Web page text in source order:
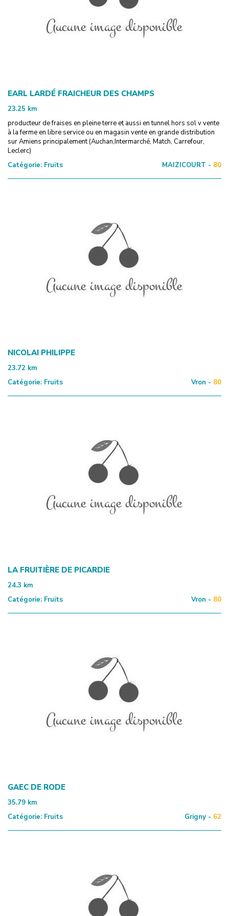
EARL LARDÉ FRAICHEUR DES CHAMPS
23.25 km
producteur de fraises en pleine terre et aussi en tunnel hors sol v vente
à la ferme en libre service ou en magasin vente en grande distribution
sur Amiens principalement (Auchan,Intermarché, Match, Carrefour,
Leclerc)
Catégorie: Fruits MAIZICOURT - 80
NICOLAI PHILIPPE
23.72 km
Catégorie: Fruits Vron - 80
LA FRUITIÈRE DE PICARDIE
24.3 km
Catégorie: Fruits Vron - 80
GAEC DE RODE
35.79 km
Catégorie: Fruits Grigny - 62